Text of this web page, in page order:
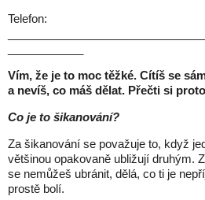
Telefon:
Vím, že je to moc těžké. Cítíš se
a nevíš, co máš dělat. Přečti si
Co je to šikanování?
Za šikanování se považuje to, když
většinou opakovaně ubližují druhým.
se nemůžeš ubránit, dělá, co ti je
prostě bolí.